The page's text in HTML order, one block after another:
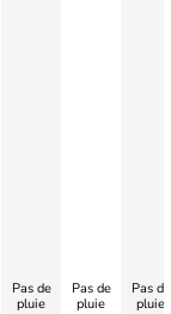
Pas de
pluie
Pas de
pluie
Pas de
pluie